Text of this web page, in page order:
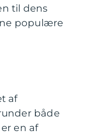
til dens
populære
af
både
en af